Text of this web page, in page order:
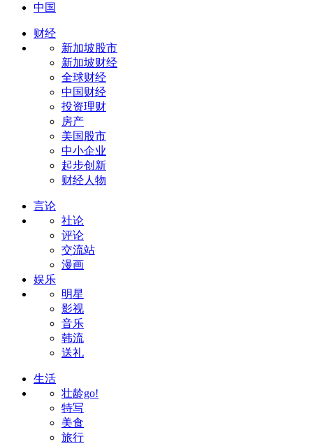
中国
财经
新加坡股市
新加坡财经
全球财经
中国财经
投资理财
房产
美国股市
中小企业
起步创新
财经人物
言论
社论
评论
交流站
漫画
娱乐
明星
影视
音乐
韩流
送礼
生活
壮龄go!
特写
美食
旅行